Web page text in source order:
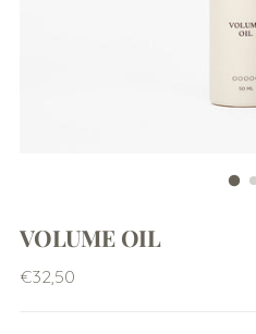
VOLUME OIL
Regular
€32,50